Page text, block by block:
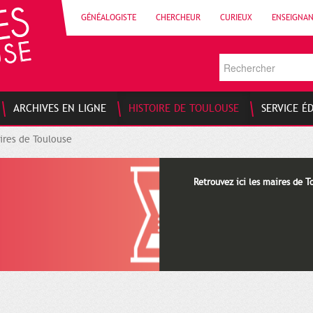
GÉNÉALOGISTE CHERCHEUR CURIEUX
ARCHIVES EN LIGNE HISTOIRE DE TOULOUSE SERVICE
de Toulouse
Retrouvez ici les maires de